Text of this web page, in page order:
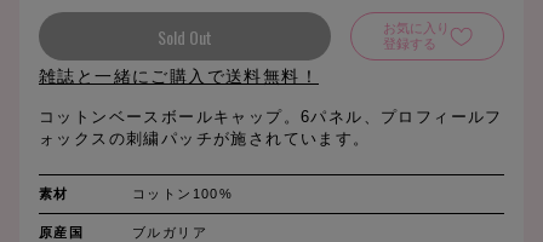
Sold Out
お気に入り
登録する
雑誌と一緒にご購入で送料無料！
コットンベースボールキャップ。6パネル、プロフィールフ
ォックスの刺繍パッチが施されています。
素材 コットン100%
原産国 ブルガリア